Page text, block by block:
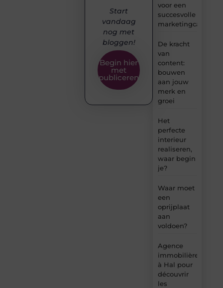
voor een
succesvolle
De kracht
van
content:
bouwen
aan jouw
merk en
groei
Het
perfecte
interieur
realiseren,
waar begin
je?
Waar moet
een
oprijplaat
aan
voldoen?
Agence
immobilière
à Hal pour
découvrir
les
Start
vandaag
nog met
bloggen!
Begin hier
met
publiceren